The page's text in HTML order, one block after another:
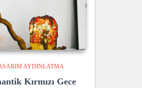
AYDINLATMA
Kırmızı Gece